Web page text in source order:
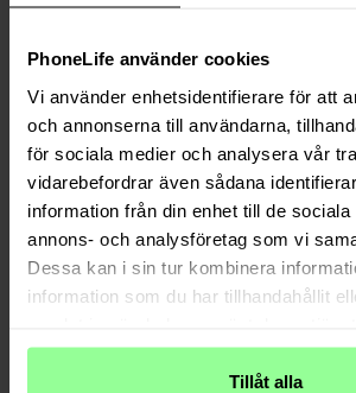
PhoneLife använder cookies
Vi använder enhetsidentifierare för att
och annonserna till användarna,
för sociala medier och analysera vår
vidarebefordrar även sådana
information från din enhet till de sociala
annons- och analysföretag som vi
Dessa kan i sin tur kombinera
information som du har tillhandahållit
Tillåt alla
Motorola Moto E13 (2 Stück)
9,95 €
Schwarz
14,95 €